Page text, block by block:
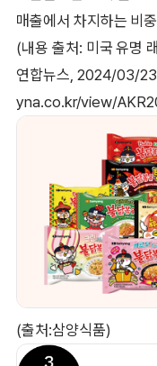
매출에서 차지하는 비
(내용 출처: 미국 유명
연합뉴스, 2024/03/23,
yna.co.kr/view/
(출처:삼양식품)